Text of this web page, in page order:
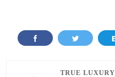
TRUE LUXURY